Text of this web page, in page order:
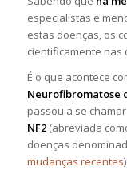
especialistas e
estas doenças, os
cientificamente nas
É o que acontece
Neurofibromatose
passou a se chamar
NF2(abreviada
doenças
mudanças recentes).